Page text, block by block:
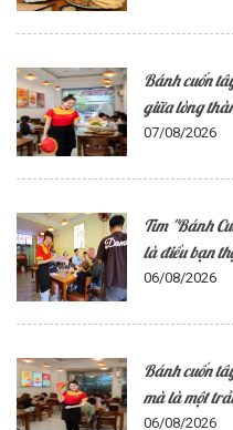
Bánh cuốn
giữa lòng
07/08/2026
Tìm "Bánh
là điều bạn
06/08/2026
Bánh cuốn
mà là một
06/08/2026